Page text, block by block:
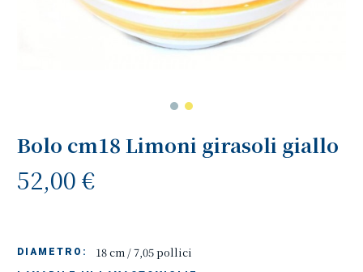
Bolo cm18 Limoni girasoli giallo
52,00 €
DIAMETRO: 18 cm / 7,05 pollici